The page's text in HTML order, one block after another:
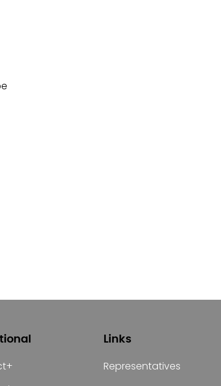
Links
Representatives